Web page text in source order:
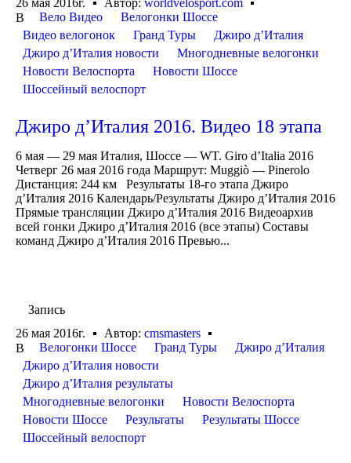
26 мая 2016г.
Автор: worldvelosport.com
В
Вело Видео
Велогонки Шоссе
Видео велогонок
Гранд Туры
Джиро д’Италия
Джиро д’Италия новости
Многодневные велогонки
Новости Велоспорта
Новости Шоссе
Шоссейный велоспорт
Джиро д’Италия 2016. Видео 18 этапа
6 мая — 29 мая Италия, Шоссе — WT. Giro d’Italia 2016
Четверг 26 мая 2016 года Маршрут: Muggiò — Pinerolo
Дистанция: 244 км Результаты 18-го этапа Джиро
д’Италия 2016 Календарь/Результаты Джиро д’Италия 2016
Прямые трансляции Джиро д’Италия 2016 Видеоархив
всей гонки Джиро д’Италия 2016 (все этапы) Составы
команд Джиро д’Италия 2016 Превью...
Запись
26 мая 2016г.
Автор: cmsmasters
В
Велогонки Шоссе Гранд Туры
Джиро д’Италия
Джиро д’Италия новости
Джиро д’Италия результаты
Многодневные велогонки
Новости Велоспорта
Новости Шоссе
Результаты
Результаты Шоссе
Шоссейный велоспорт